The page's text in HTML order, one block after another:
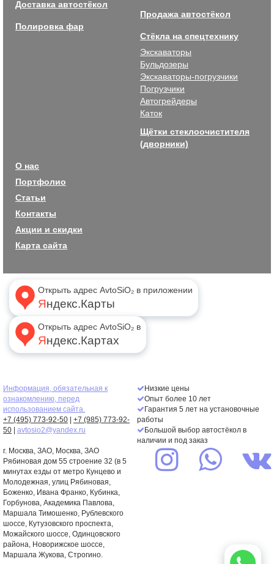
Доставка автостёкол
Полировка фар
Продажа автостёкол
Стёкла на спецтехнику
Экскаваторы
Бульдозеры
Экскаваторы-погрузчики
Погрузчики
Автогрейдеры
Каток
Щётки стеклоочистителя
(дворники)
О нас
Портфолио
Статьи
Контакты
Акции и скидки
Карта сайта
Открыть адрес AvtoSiO₂ в приложении
Яндекс.Карты
Открыть адрес AvtoSiO₂ в
Яндекс.Картах
Информация, обязательная к
ознакомлению, перед
использованием сайта.
+7 (495) 773-92-50
+7 (985) 773-92-
50
avtosio2@yandex.ru
г. Москва, ЗАО, Москва, ЗАО
Рябиновая дом 55 строение 32 (в 5
минутах езды от метро Кунцево и
Молодежная, улиц Рябиновая,
Боженко, Ивана Франко, Кубинка,
Горбунова, Академика Павлова,
Маршала Тимошенко, Рублевского
шоссе, Кутузовского проспекта,
Можайского шоссе, Одинцовского
района, Новорижское шоссе,
Маршала Жукова, Строгино.
Низкие цены
Опыт более 10 лет
Гарантия 5 лет на установочные
работы
Большой выбор автостёкол в
наличии и под заказ